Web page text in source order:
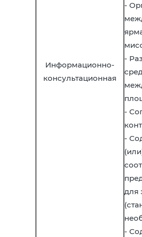
Информационно-
консультационная
-
-
-
-
для
-